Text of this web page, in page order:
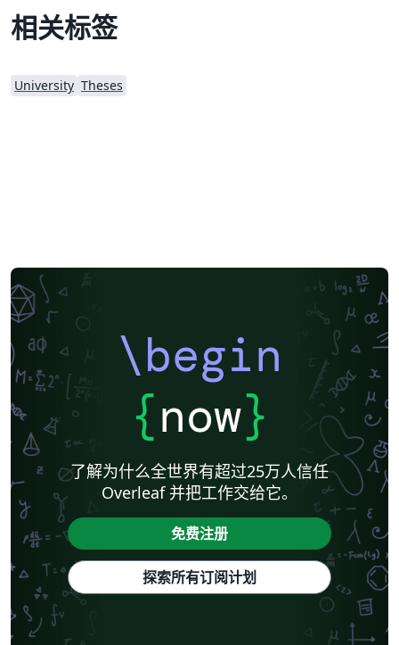
相关标签
University Theses
\begin
{now}
了解为什么全世界有超过25万人信任
Overleaf 并把工作交给它。
免费注册
探索所有订阅计划